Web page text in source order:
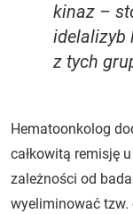
kinaz –
idelalizyb
z tych
Hematoonkolog
całkowitą remisję
zależności od
wyeliminować tzw.